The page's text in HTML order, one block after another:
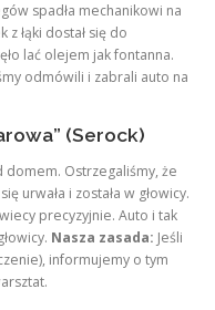
spadła mechanikowi na
z łąki dostał się do
lać olejem jak fontanna.
odmówili i zabrali auto na
(Serock)
domem. Ostrzegaliśmy, że
urwała i została w głowicy.
precyzyjnie. Auto i tak
Nasza zasada: Jeśli
informujemy o tym